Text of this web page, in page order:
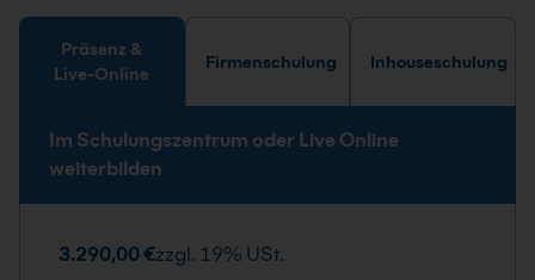
Präsenz &
Live-Online
Firmenschulung Inhouseschulung
Im Schulungszentrum oder Live Online
weiterbilden
3.290,00 €zzgl. 19% USt.